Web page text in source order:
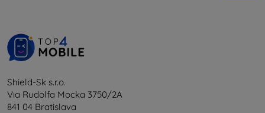
Shield-Sk s.r.o.
Via Rudolfa Mocka 3750/2A
841 04 Bratislava